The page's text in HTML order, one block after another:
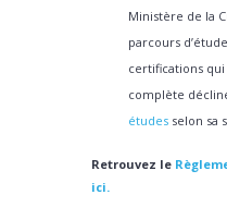
Ministère de la
parcours
certifications
complète
étudesselon sa
Retrouvez le
ici.